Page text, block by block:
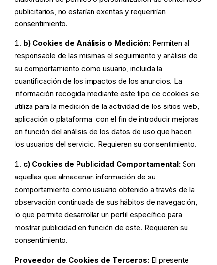
publicitarios, no estarían exentas y requerirían
consentimiento.
b) Cookies de Análisis o Medición: Permiten al
responsable de las mismas el seguimiento y análisis de
su comportamiento como usuario, incluida la
cuantificación de los impactos de los anuncios. La
información recogida mediante este tipo de cookies se
utiliza para la medición de la actividad de los sitios web,
aplicación o plataforma, con el fin de introducir mejoras
en función del análisis de los datos de uso que hacen
los usuarios del servicio. Requieren su consentimiento.
c) Cookies de Publicidad Comportamental: Son
aquellas que almacenan información de su
comportamiento como usuario obtenido a través de la
observación continuada de sus hábitos de navegación,
lo que permite desarrollar un perfil específico para
mostrar publicidad en función de este. Requieren su
consentimiento.
Proveedor de Cookies de Terceros: El presente